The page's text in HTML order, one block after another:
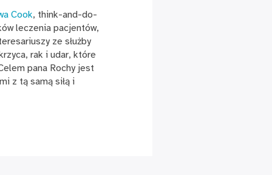
Cook, think-and-do-
leczenia pacjentów,
ze służby
rak i udar, które
pana Rochy jest
z tą samą siłą i